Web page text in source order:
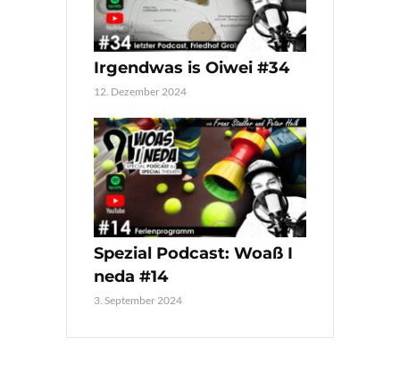
Irgendwas is Oiwei #34
12. Dezember 2024
Spezial Podcast: Woaß I
neda #14
3. September 2024